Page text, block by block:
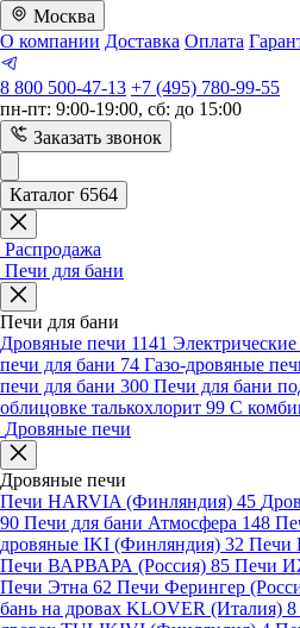
Москва
О компании Доставка Оплата
8 800 500-47-13 +7 (495) 780-99-55
пн-пт: 9:00-19:00, сб: до 15:00
Заказать звонок
Каталог 6564
Распродажа
Печи для бани
Печи для бани
Дровяные печи 1141
печи для бани 74 Газо-дровяные
печи для бани 300 Печи для бани
облицовке талькохлорит 99 С
Дровяные печи
Дровяные печи
Печи HARVIA (Финляндия) 45
90 Печи для бани Атмосфера 148
дровяные IKI (Финляндия) 32 Печи
Печи ВАРВАРА (Россия) 85 Печи
Печи Этна 62 Печи Ферингер
бань на дровах KLOVER (Италия) 8